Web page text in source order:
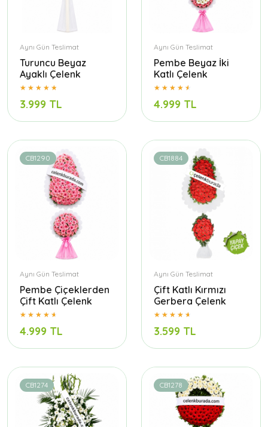
Aynı Gün Teslimat
Turuncu Beyaz
Ayaklı Çelenk
3.999 TL
Aynı Gün Teslimat
Pembe Beyaz İki
Katlı Çelenk
4.999 TL
CB1290
Aynı Gün Teslimat
Pembe Çiçeklerden
Çift Katlı Çelenk
4.999 TL
CB1884
Aynı Gün Teslimat
Çift Katlı Kırmızı
Gerbera Çelenk
3.599 TL
CB1274 CB1278